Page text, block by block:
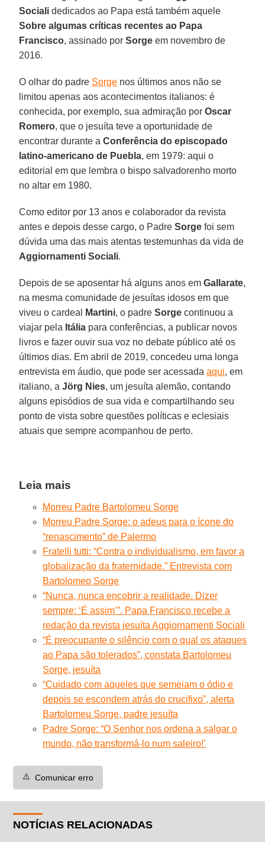
Sociali dedicados ao Papa está também aquele
Sobre algumas críticas recentes ao Papa
Francisco, assinado porSorge em novembro de
2016.
O olhar do padre Sorge nos últimos anos não se
limitou apenas aos acontecimentos italianos: é
conhecida, por exemplo, sua admiração porOscar
Romero, que o jesuíta teve a oportunidade de
encontrar durante aConferência do episcopado
latino-americano de Puebla, em 1979: aqui o
editorial em que lembra o bispo salvadorenho morto
no altar em 1980.
Como editor por 13 anos e colaborador da revista
antes e depois desse cargo, o PadreSorge foi sem
dúvida uma das mais atentas testemunhas da vida de
Aggiornamenti Sociali.
Depois de se aposentar há alguns anos emGallarate,
na mesma comunidade de jesuítas idosos em que
viveu o cardeal
Martini, o padreSorge continuou a
viajar pela Itália para conferências, a publicar novos
livros e fazer ouvir sua voz no debate público até os
últimos dias. Em abril de 2019, concedeu uma longa
entrevista em áudio, que pode ser acessadaaqui, em
italiano, aJörg Nies, um jesuíta alemão, contando
alguns episódios de sua vida e compartilhando seu
ponto de vista sobre questões políticas e eclesiais
atuais que sempre acompanhou de perto.
Leia mais
Morreu Padre Bartolomeu Sorge
Morreu Padre Sorge: o adeus para o ícone do
“renascimento” de Palermo
Fratelli tutti: “Contra o individualismo, em favor a
globalização da fraternidade.” Entrevista com
Bartolomeo Sorge
“Nunca, nunca encobrir a realidade. Dizer
sempre: ‘É assim’”. Papa Francisco recebe a
redação da revista jesuíta Aggiornamenti Sociali
“É preocupante o silêncio com o qual os ataques
ao Papa são tolerados”, constata Bartolomeu
Sorge, jesuíta
“Cuidado com aqueles que semeiam o ódio e
depois se escondem atrás do crucifixo”, alerta
Bartolomeu Sorge, padre jesuíta
Padre Sorge: “O Senhor nos ordena a salgar o
mundo, não transformá-lo num saleiro!’
⚠️ Comunicar erro
NOTÍCIAS RELACIONADAS